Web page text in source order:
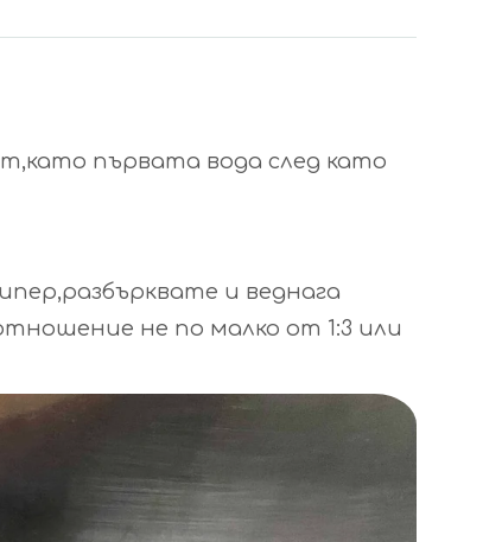
първата вода след като
и веднага
не по малко от 1:3 или